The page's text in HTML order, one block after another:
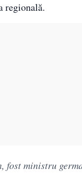
regională.
fost ministru